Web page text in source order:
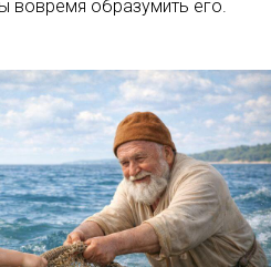
вовремя образумить его.